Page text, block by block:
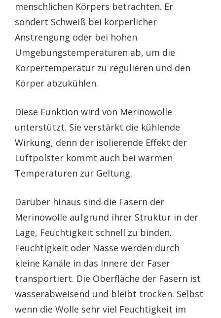
menschlichen Körpers betrachten. Er
sondert Schweiß bei körperlicher
Anstrengung oder bei hohen
Umgebungstemperaturen ab, um die
Körpertemperatur zu regulieren und den
Körper abzukühlen.
Diese Funktion wird von Merinowolle
unterstützt. Sie verstärkt die kühlende
Wirkung, denn der isolierende Effekt der
Luftpolster kommt auch bei warmen
Temperaturen zur Geltung.
Darüber hinaus sind die Fasern der
Merinowolle aufgrund ihrer Struktur in der
Lage, Feuchtigkeit schnell zu binden.
Feuchtigkeit oder Nässe werden durch
kleine Kanäle in das Innere der Faser
transportiert. Die Oberfläche der Fasern ist
wasserabweisend und bleibt trocken. Selbst
wenn die Wolle sehr viel Feuchtigkeit im